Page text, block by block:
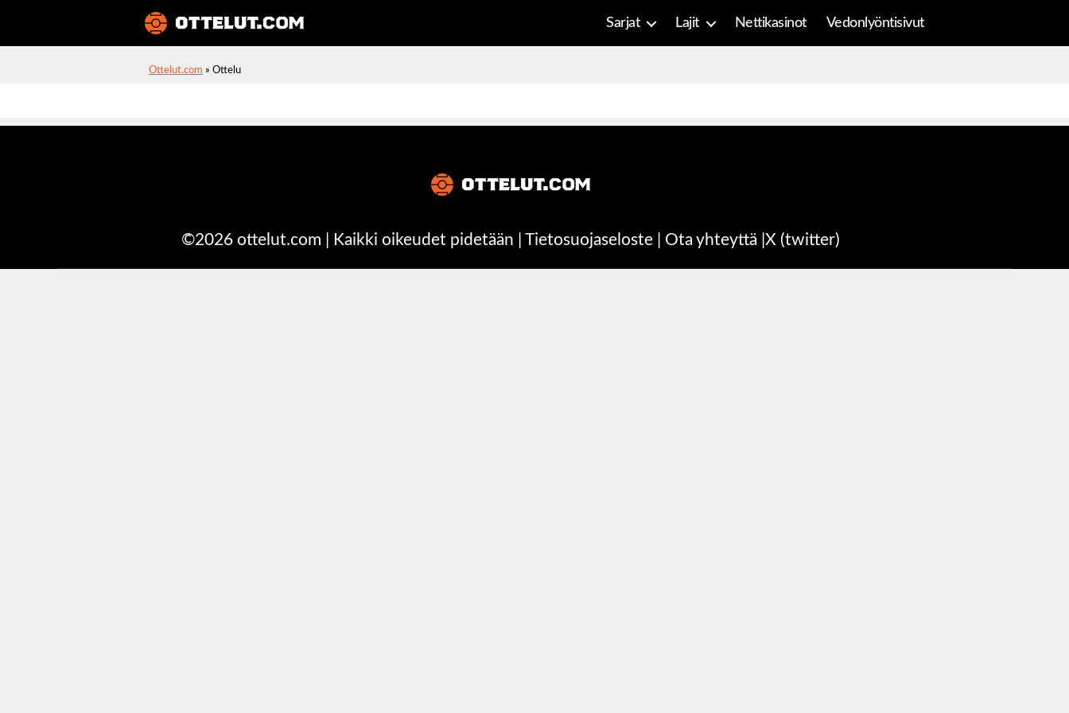
Sarjat Lajit Nettikasinot Vedonlyöntisivut
Ottelut.com » Ottelu
©2026 ottelut.com | Kaikki oikeudet pidetään | Tietosuojaseloste Ota yhteyttä X (twitter)